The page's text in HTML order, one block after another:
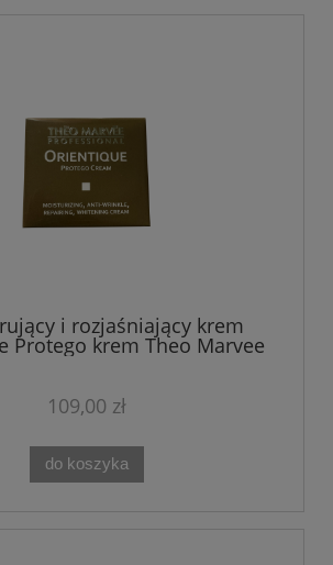
i rozjaśniający krem
Protego krem Theo Marvee
50 ml
109,00 zł
do koszyka